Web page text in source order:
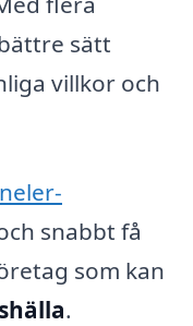
sätt
villkor och
snabbt få
som kan
.